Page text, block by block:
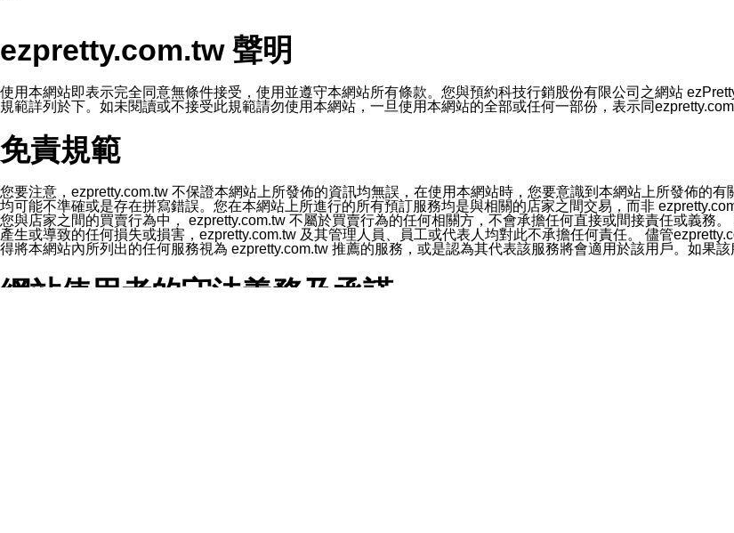
本公司/本服務將以通知型訊息傳送重要訊息給您。即使未加入本公司/本服務好友，您仍可接收到通知型訊息。
本公司/本服務傳送之通知型訊息以對您有效且重要的訊息為限，以廣告或其他目的的訊息皆不會被傳送。滿足以
2.該 LINE 帳號已在 LINE APP 設定中，同意接收通知型訊息。
3.LINE 帳號未封鎖傳送訊息之 LINE 官方帳號。
欲變更通知型訊息的設定，操作如下：
1.點選「主頁」＞「設定」
2.點選「隱私設定」
3.點選「提供使用資料」
5.開關「接收LINE通知型訊息」
❗️關閉「接收通知型訊息」後，將不會接收到來自任何企業官方帳號或認證官方帳號的通知型訊息。
ezpretty.com.tw 聲明
使用本網站即表示完全同意無條件接受，使用並遵守本網站所有條款。您與預約科技行銷股份有限公司之網站
規範詳列於下。如未閱讀或不接受此規範請勿使用本網站，一旦使用本網站的全部或任何一部份，表示同
免責規範
您要注意，ezpretty.com.tw 不保證本網站上所發佈的資訊均無誤，在使用本網站時，您要意識到本網站上所發佈的
均可能不準確或是存在拼寫錯誤。您在本網站上所進行的所有預訂服務均是與相關的店家之間交易，而非
您與店家之間的買賣行為中， ezpretty.com.tw 不屬於買賣行為的任何相關方，不會承擔任何直接或間接責任或義務
產生或導致的任何損失或損害，ezpretty.com.tw 及其管理人員、員工或代表人均對此不承擔任何責任。 儘管
得將本網站內所列出的任何服務視為 ezpretty.com.tw 推薦的服務，或是認為其代表該服務將會適用於該用戶。如果
網站使用者的守法義務及承諾